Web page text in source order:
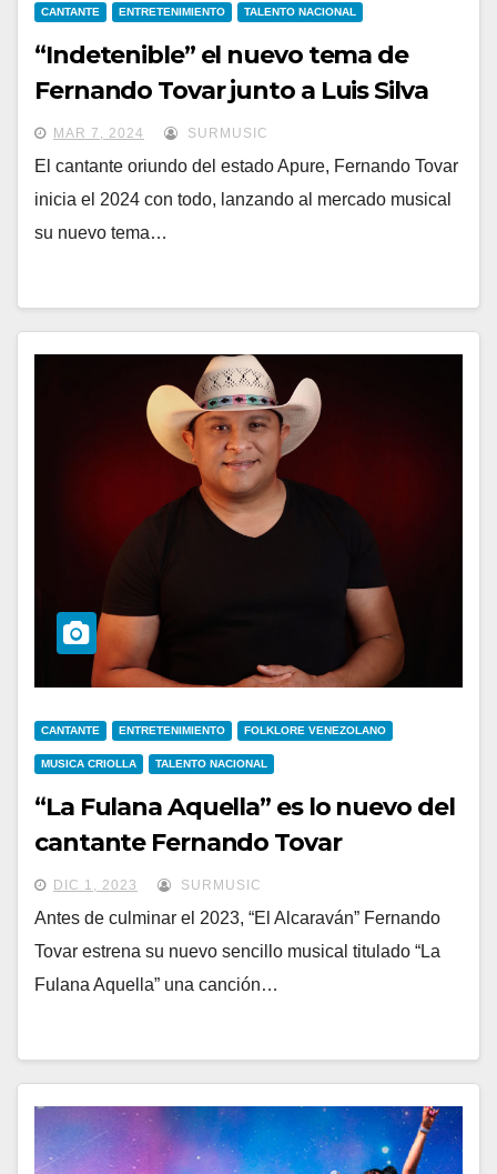
CANTANTE ENTRETENIMIENTO TALENTO NACIONAL
“Indetenible” el nuevo tema de
Fernando Tovar junto a Luis Silva
MAR 7, 2024 SURMUSIC
El cantante oriundo del estado Apure, Fernando Tovar
inicia el 2024 con todo, lanzando al mercado musical
su nuevo tema…
CANTANTE ENTRETENIMIENTO FOLKLORE VENEZOLANO
MUSICA CRIOLLA TALENTO NACIONAL
“La Fulana Aquella” es lo nuevo del
cantante Fernando Tovar
DIC 1, 2023 SURMUSIC
Antes de culminar el 2023, “El Alcaraván” Fernando
Tovar estrena su nuevo sencillo musical titulado “La
Fulana Aquella” una canción…